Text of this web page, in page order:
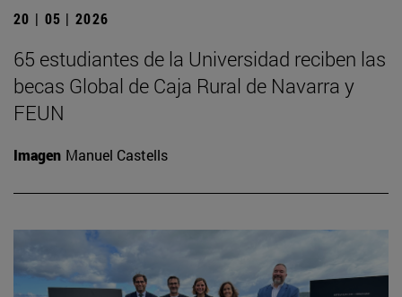
20 | 05 | 2026
65 estudiantes de la Universidad reciben las
becas Global de Caja Rural de Navarra y
FEUN
Imagen Manuel Castells